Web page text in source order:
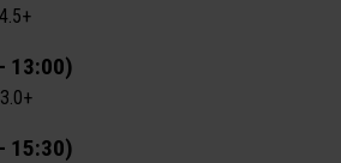
13:00)
15:30)